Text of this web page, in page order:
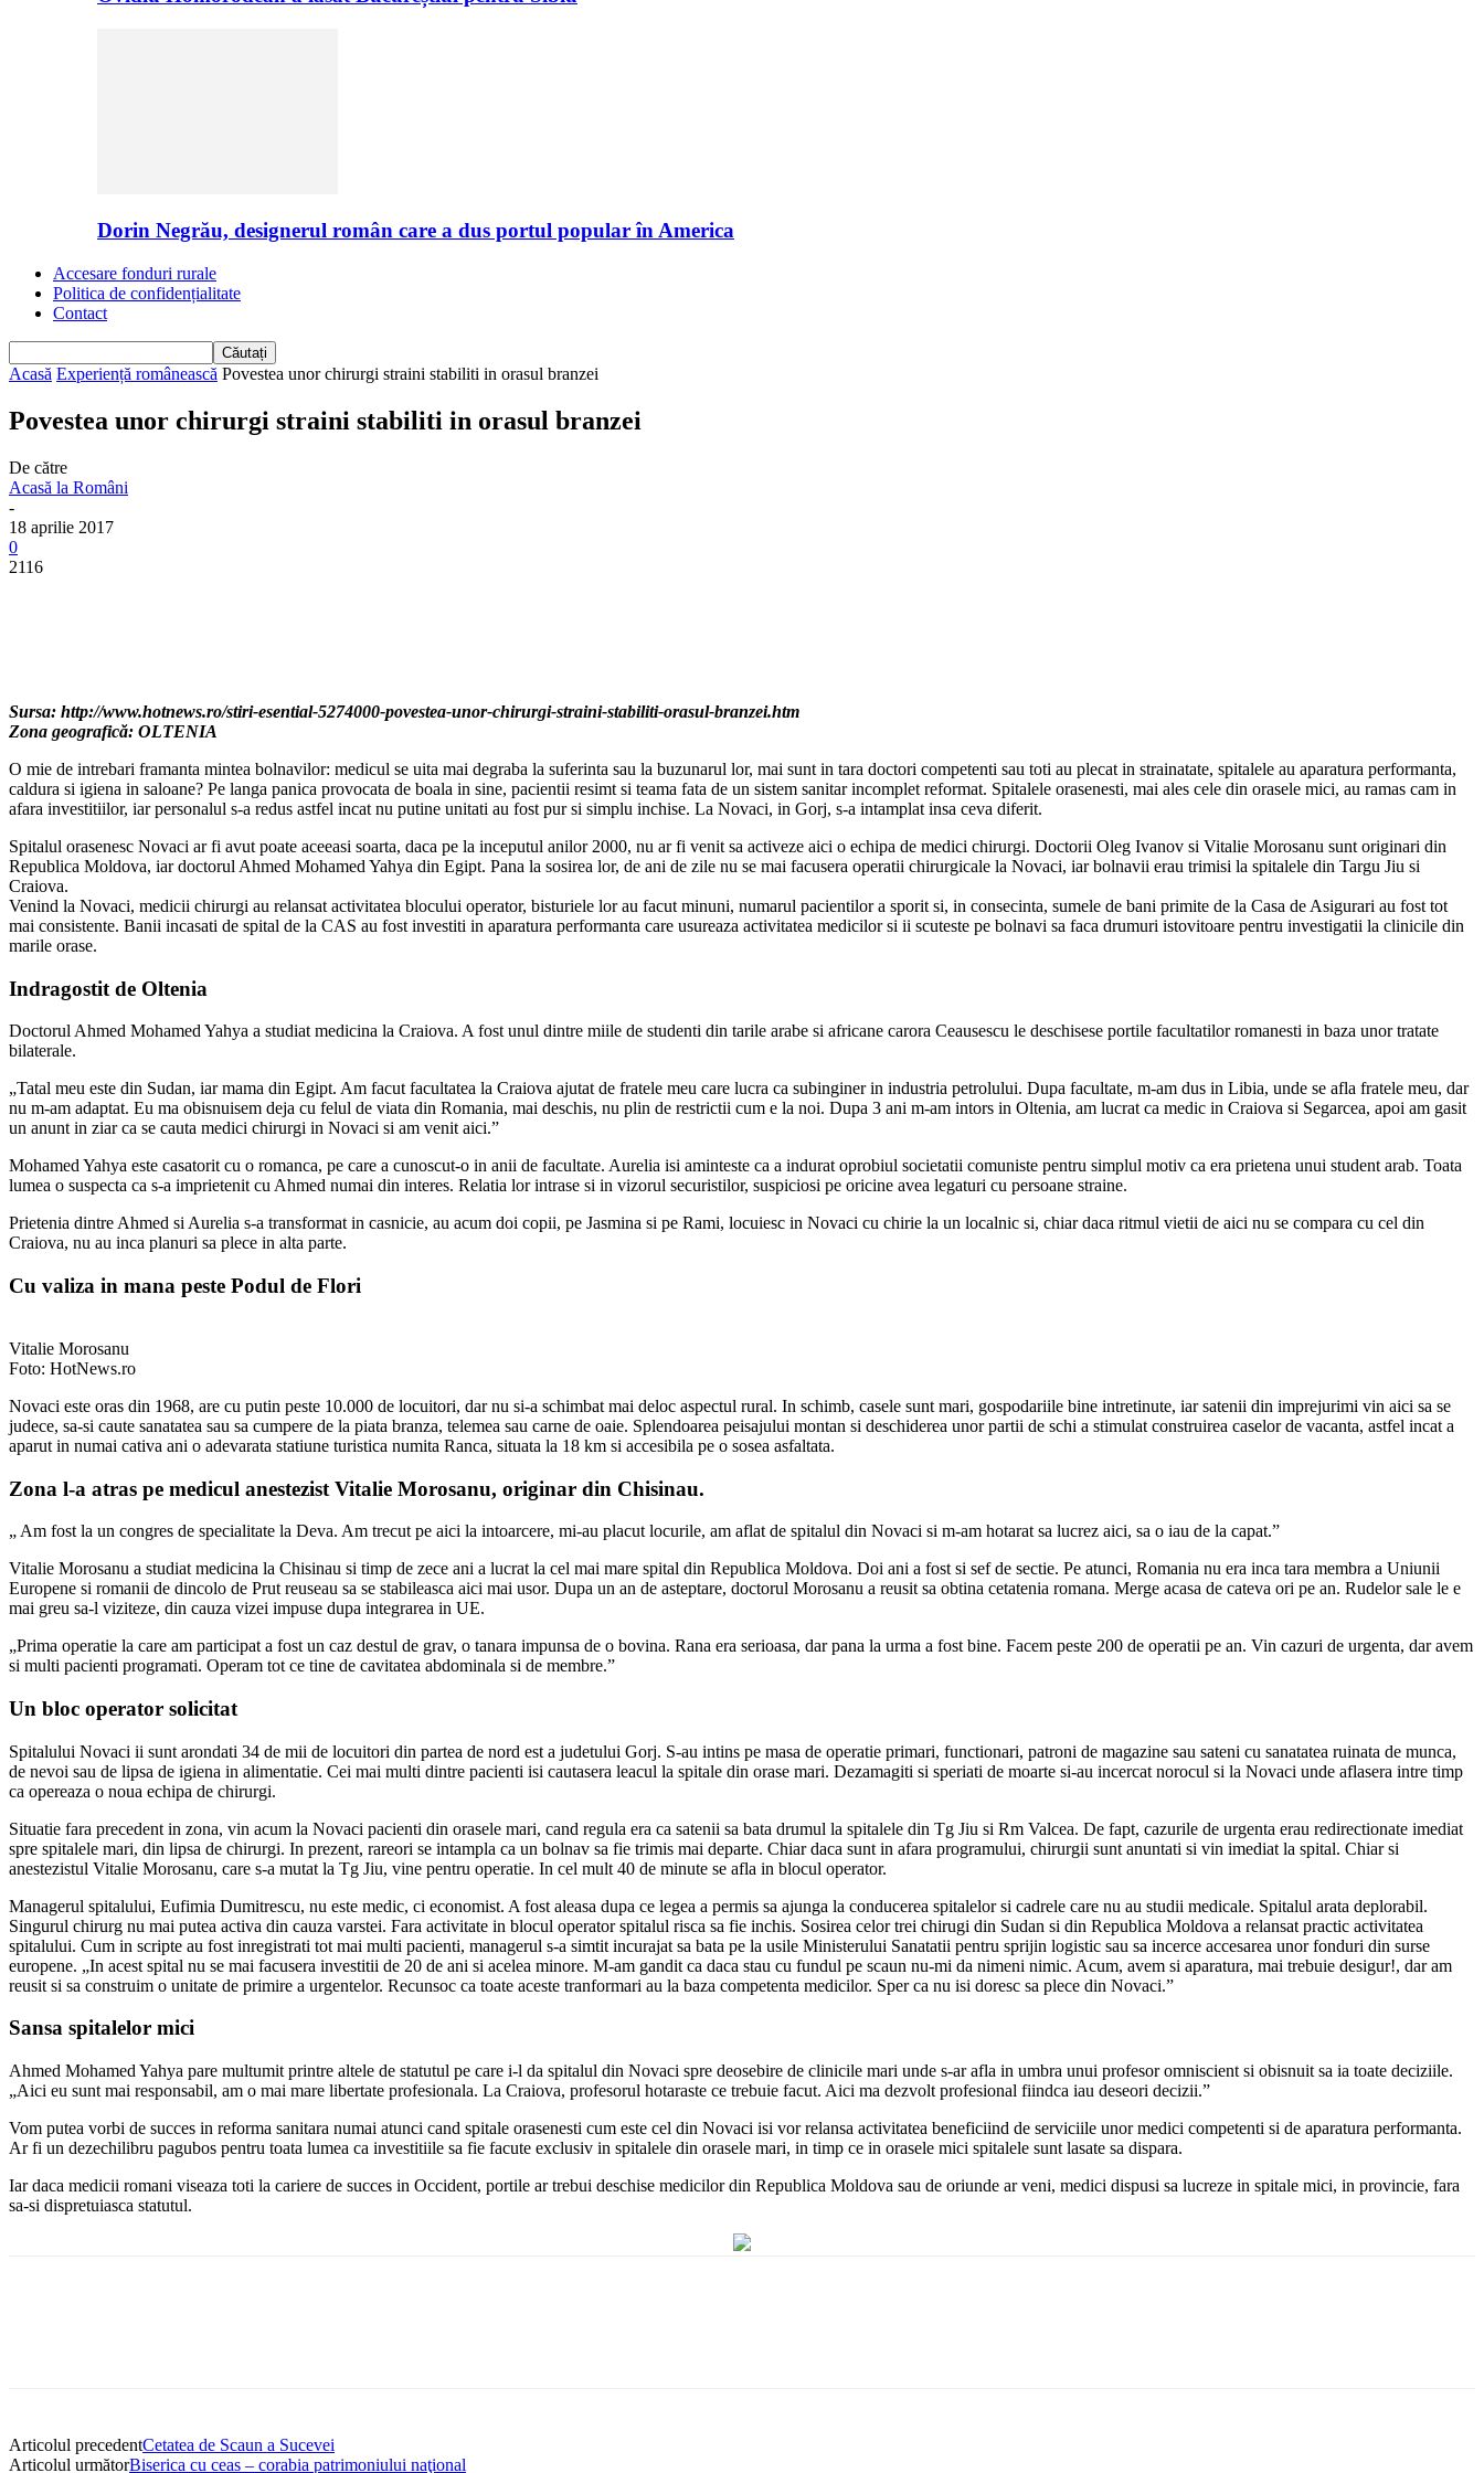
Dorin Negrău, designerul român care a dus portul popular în America
Accesare fonduri rurale
Politica de confidențialitate
Contact
Acasă Experiență românească Povestea unor chirurgi straini stabiliti in orasul branzei
Povestea unor chirurgi straini stabiliti in orasul branzei
De către
Acasă la Români
-
18 aprilie 2017
0
2116
Sursa: http://www.hotnews.ro/stiri-esential-5274000-povestea-unor-chirurgi-straini-stabiliti-orasul-branzei.htm
Zona geografică: OLTENIA
O mie de intrebari framanta mintea bolnavilor: medicul se uita mai degraba la suferinta sau la buzunarul lor, mai sunt in tara doctori competenti sau toti au plecat in strainatate, spitalele au aparatura performanta,
caldura si igiena in saloane? Pe langa panica provocata de boala in sine, pacientii resimt si teama fata de un sistem sanitar incomplet reformat. Spitalele orasenesti, mai ales cele din orasele mici, au ramas cam in
afara investitiilor, iar personalul s-a redus astfel incat nu putine unitati au fost pur si simplu inchise. La Novaci, in Gorj, s-a intamplat insa ceva diferit.
Spitalul orasenesc Novaci ar fi avut poate aceeasi soarta, daca pe la inceputul anilor 2000, nu ar fi venit sa activeze aici o echipa de medici chirurgi. Doctorii Oleg Ivanov si Vitalie Morosanu sunt originari din
Republica Moldova, iar doctorul Ahmed Mohamed Yahya din Egipt. Pana la sosirea lor, de ani de zile nu se mai facusera operatii chirurgicale la Novaci, iar bolnavii erau trimisi la spitalele din Targu Jiu si
Craiova.
Venind la Novaci, medicii chirurgi au relansat activitatea blocului operator, bisturiele lor au facut minuni, numarul pacientilor a sporit si, in consecinta, sumele de bani primite de la Casa de Asigurari au fost tot
mai consistente. Banii incasati de spital de la CAS au fost investiti in aparatura performanta care usureaza activitatea medicilor si ii scuteste pe bolnavi sa faca drumuri istovitoare pentru investigatii la clinicile din
marile orase.
Indragostit de Oltenia
Doctorul Ahmed Mohamed Yahya a studiat medicina la Craiova. A fost unul dintre miile de studenti din tarile arabe si africane carora Ceausescu le deschisese portile facultatilor romanesti in baza unor tratate
bilaterale.
„Tatal meu este din Sudan, iar mama din Egipt. Am facut facultatea la Craiova ajutat de fratele meu care lucra ca subinginer in industria petrolului. Dupa facultate, m-am dus in Libia, unde se afla fratele meu, dar
nu m-am adaptat. Eu ma obisnuisem deja cu felul de viata din Romania, mai deschis, nu plin de restrictii cum e la noi. Dupa 3 ani m-am intors in Oltenia, am lucrat ca medic in Craiova si Segarcea, apoi am gasit
un anunt in ziar ca se cauta medici chirurgi in Novaci si am venit aici.”
Mohamed Yahya este casatorit cu o romanca, pe care a cunoscut-o in anii de facultate. Aurelia isi aminteste ca a indurat oprobiul societatii comuniste pentru simplul motiv ca era prietena unui student arab. Toata
lumea o suspecta ca s-a imprietenit cu Ahmed numai din interes. Relatia lor intrase si in vizorul securistilor, suspiciosi pe oricine avea legaturi cu persoane straine.
Prietenia dintre Ahmed si Aurelia s-a transformat in casnicie, au acum doi copii, pe Jasmina si pe Rami, locuiesc in Novaci cu chirie la un localnic si, chiar daca ritmul vietii de aici nu se compara cu cel din
Craiova, nu au inca planuri sa plece in alta parte.
Cu valiza in mana peste Podul de Flori
Vitalie Morosanu
Foto: HotNews.ro
Novaci este oras din 1968, are cu putin peste 10.000 de locuitori, dar nu si-a schimbat mai deloc aspectul rural. In schimb, casele sunt mari, gospodariile bine intretinute, iar satenii din imprejurimi vin aici sa se
judece, sa-si caute sanatatea sau sa cumpere de la piata branza, telemea sau carne de oaie. Splendoarea peisajului montan si deschiderea unor partii de schi a stimulat construirea caselor de vacanta, astfel incat a
aparut in numai cativa ani o adevarata statiune turistica numita Ranca, situata la 18 km si accesibila pe o sosea asfaltata.
Zona l-a atras pe medicul anestezist Vitalie Morosanu, originar din Chisinau.
„ Am fost la un congres de specialitate la Deva. Am trecut pe aici la intoarcere, mi-au placut locurile, am aflat de spitalul din Novaci si m-am hotarat sa lucrez aici, sa o iau de la capat.”
Vitalie Morosanu a studiat medicina la Chisinau si timp de zece ani a lucrat la cel mai mare spital din Republica Moldova. Doi ani a fost si sef de sectie. Pe atunci, Romania nu era inca tara membra a Uniunii
Europene si romanii de dincolo de Prut reuseau sa se stabileasca aici mai usor. Dupa un an de asteptare, doctorul Morosanu a reusit sa obtina cetatenia romana. Merge acasa de cateva ori pe an. Rudelor sale le e
mai greu sa-l viziteze, din cauza vizei impuse dupa integrarea in UE.
„Prima operatie la care am participat a fost un caz destul de grav, o tanara impunsa de o bovina. Rana era serioasa, dar pana la urma a fost bine. Facem peste 200 de operatii pe an. Vin cazuri de urgenta, dar avem
si multi pacienti programati. Operam tot ce tine de cavitatea abdominala si de membre.”
Un bloc operator solicitat
Spitalului Novaci ii sunt arondati 34 de mii de locuitori din partea de nord est a judetului Gorj. S-au intins pe masa de operatie primari, functionari, patroni de magazine sau sateni cu sanatatea ruinata de munca,
de nevoi sau de lipsa de igiena in alimentatie. Cei mai multi dintre pacienti isi cautasera leacul la spitale din orase mari. Dezamagiti si speriati de moarte si-au incercat norocul si la Novaci unde aflasera intre timp
ca opereaza o noua echipa de chirurgi.
Situatie fara precedent in zona, vin acum la Novaci pacienti din orasele mari, cand regula era ca satenii sa bata drumul la spitalele din Tg Jiu si Rm Valcea. De fapt, cazurile de urgenta erau redirectionate imediat
spre spitalele mari, din lipsa de chirurgi. In prezent, rareori se intampla ca un bolnav sa fie trimis mai departe. Chiar daca sunt in afara programului, chirurgii sunt anuntati si vin imediat la spital. Chiar si
anestezistul Vitalie Morosanu, care s-a mutat la Tg Jiu, vine pentru operatie. In cel mult 40 de minute se afla in blocul operator.
Managerul spitalului, Eufimia Dumitrescu, nu este medic, ci economist. A fost aleasa dupa ce legea a permis sa ajunga la conducerea spitalelor si cadrele care nu au studii medicale. Spitalul arata deplorabil.
Singurul chirurg nu mai putea activa din cauza varstei. Fara activitate in blocul operator spitalul risca sa fie inchis. Sosirea celor trei chirugi din Sudan si din Republica Moldova a relansat practic activitatea
spitalului. Cum in scripte au fost inregistrati tot mai multi pacienti, managerul s-a simtit incurajat sa bata pe la usile Ministerului Sanatatii pentru sprijin logistic sau sa incerce accesarea unor fonduri din surse
europene. „In acest spital nu se mai facusera investitii de 20 de ani si acelea minore. M-am gandit ca daca stau cu fundul pe scaun nu-mi da nimeni nimic. Acum, avem si aparatura, mai trebuie desigur!, dar am
reusit si sa construim o unitate de primire a urgentelor. Recunsoc ca toate aceste tranformari au la baza competenta medicilor. Sper ca nu isi doresc sa plece din Novaci.”
Sansa spitalelor mici
Ahmed Mohamed Yahya pare multumit printre altele de statutul pe care i-l da spitalul din Novaci spre deosebire de clinicile mari unde s-ar afla in umbra unui profesor omniscient si obisnuit sa ia toate deciziile.
„Aici eu sunt mai responsabil, am o mai mare libertate profesionala. La Craiova, profesorul hotaraste ce trebuie facut. Aici ma dezvolt profesional fiindca iau deseori decizii.”
Vom putea vorbi de succes in reforma sanitara numai atunci cand spitale orasenesti cum este cel din Novaci isi vor relansa activitatea beneficiind de serviciile unor medici competenti si de aparatura performanta.
Ar fi un dezechilibru pagubos pentru toata lumea ca investitiile sa fie facute exclusiv in spitalele din orasele mari, in timp ce in orasele mici spitalele sunt lasate sa dispara.
Iar daca medicii romani viseaza toti la cariere de succes in Occident, portile ar trebui deschise medicilor din Republica Moldova sau de oriunde ar veni, medici dispusi sa lucreze in spitale mici, in provincie, fara
sa-si dispretuiasca statutul.
Articolul precedentCetatea de Scaun a Sucevei
Articolul următorBiserica cu ceas – corabia patrimoniului naţional